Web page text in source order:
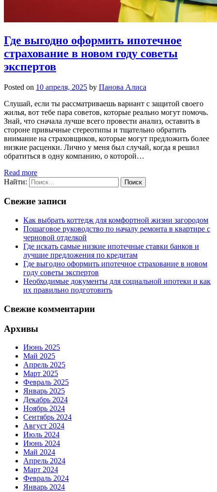
Где выгодно оформить ипотечное
страхование в новом году советы
экспертов
Posted on 10 апреля, 2025 by Панова Алиса
Слушай, если ты рассматриваешь вариант с защитой своего
жилья, вот тебе пара советов, которые реально могут помочь.
Знай, что сначала лучше всего провести анализ, оставить в
стороне привычные стереотипы и тщательно обратить
внимание на страховщиков, которые могут предложить более
низкие расценки. Лично у меня был случай, когда я решил
обратиться в одну компанию, о которой…
Read more
Найти:
Свежие записи
Как выбрать коттедж для комфортной жизни загородом
Пошаговое руководство по началу ремонта в квартире с
черновой отделкой
Где искать самые низкие ипотечные ставки банков и
лучшие предложения по кредитам
Где выгодно оформить ипотечное страхование в новом
году советы экспертов
Необходимые документы для социальной ипотеки и как
их правильно подготовить
Свежие комментарии
Архивы
Июнь 2025
Май 2025
Апрель 2025
Март 2025
Февраль 2025
Январь 2025
Декабрь 2024
Ноябрь 2024
Сентябрь 2024
Август 2024
Июль 2024
Июнь 2024
Май 2024
Апрель 2024
Март 2024
Февраль 2024
Январь 2024